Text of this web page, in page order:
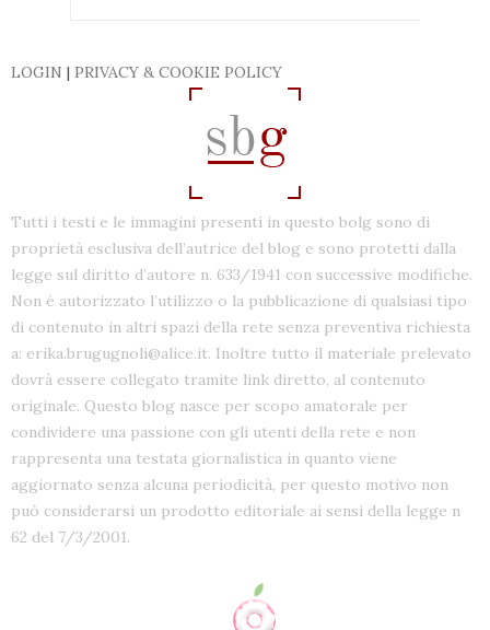
LOGIN | PRIVACY & COOKIE POLICY
Tutti i testi e le immagini presenti in questo bolg sono di
proprietà esclusiva dell’autrice del blog e sono protetti dalla
legge sul diritto d’autore n. 633/1941 con successive modifiche.
Non è autorizzato l’utilizzo o la pubblicazione di qualsiasi tipo
di contenuto in altri spazi della rete senza preventiva richiesta
a: erika.brugugnoli@alice.it. Inoltre tutto il materiale prelevato
dovrà essere collegato tramite link diretto, al contenuto
originale. Questo blog nasce per scopo amatorale per
condividere una passione con gli utenti della rete e non
rappresenta una testata giornalistica in quanto viene
aggiornato senza alcuna periodicità, per questo motivo non
può considerarsi un prodotto editoriale ai sensi della legge n
62 del 7/3/2001.